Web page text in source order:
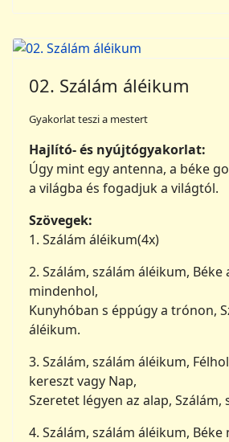
02. Szálám áléikum
Gyakorlat teszi a mestert
Hajlító- és nyújtógyakorlat:
Úgy mint egy antenna, a béke
a világba és fogadjuk a világtól.
Szövegek:
1. Szálám áléikum(4x)
2. Szálám, szálám áléikum, Béke
mindenhol,
Kunyhóban s éppúgy a trónon,
áléikum.
3. Szálám, szálám áléikum,
kereszt vagy Nap,
Szeretet légyen az alap, Szálám,
4. Szálám, szálám áléikum, Béke